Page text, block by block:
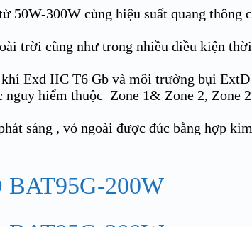
300W cùng hiệu suất quang thông
trời cũng như trong nhiều điều kiện
Exd IIC T6 Gb và môi trường bụi ExtD
nguy hiểm thuộc Zone 1& Zone 2,
sáng , vỏ ngoài được đúc bằng hợp